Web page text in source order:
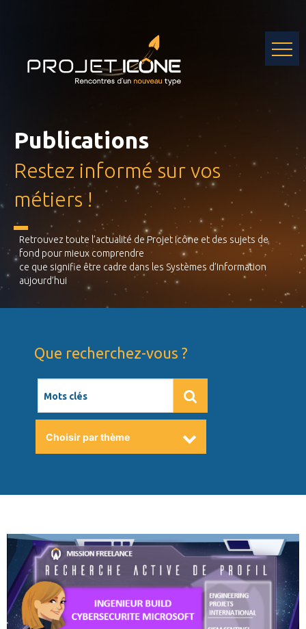
Publications
Restez informé sur vos
métiers !
Retrouvez toute l’actualité de Projet Icône et des sujets de
fond pour mieux comprendre
ce que signifie être cadre dans les Systèmes d’Information
aujourd’hui
Que recherchez-vous ?